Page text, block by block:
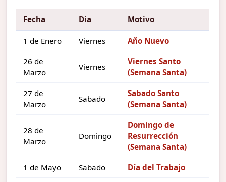
Fecha Dia Motivo
1 de Enero Viernes Año Nuevo
26 de
Marzo
Viernes
Viernes Santo
(Semana Santa)
27 de
Marzo
Sabado
Sabado Santo
(Semana Santa)
28 de
Marzo
Domingo
Domingo de
Resurrección
(Semana Santa)
1 de Mayo Sabado Día del Trabajo